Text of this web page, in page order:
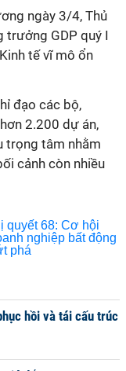
ngày 3/4, Thủ
trưởng GDP quý I
tế vĩ mô ổn
đạo các bộ,
2.200 dự án,
trọng tâm nhằm
cảnh còn nhiều
hồi và tái cấu trúc